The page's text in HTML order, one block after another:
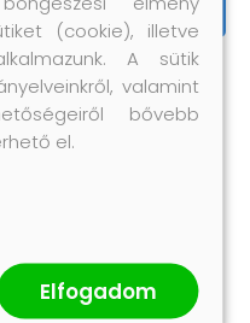
Megnézem
(cookie), illetve
A sütik
valamint
bővebb
el.
Elfogadom